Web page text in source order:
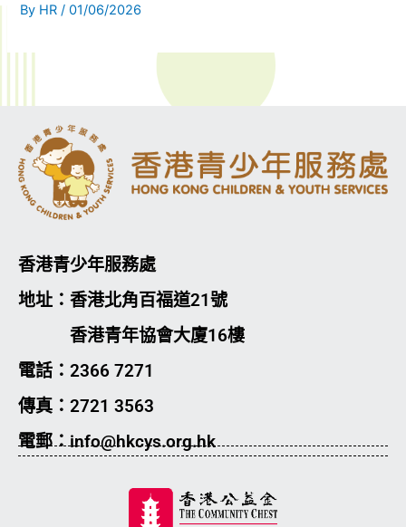
By HR/01/06/2026
香港青少年服務處
地址：香港北角百福道21號
香港青年協會大廈16樓
電話：2366 7271
傳真：2721 3563
電郵：info@hkcys.org.hk